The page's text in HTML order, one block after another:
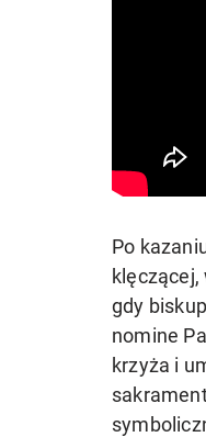
Po
gdy
nomine
krzyża i